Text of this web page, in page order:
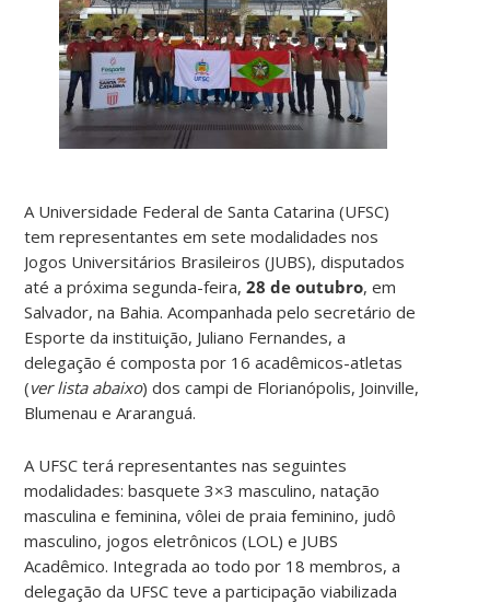
A Universidade Federal de Santa Catarina (UFSC)
tem representantes em sete modalidades nos
Jogos Universitários Brasileiros (JUBS), disputados
até a próxima segunda-feira,28 de outubro, em
Salvador, na Bahia. Acompanhada pelo secretário de
Esporte da instituição, Juliano Fernandes, a
delegação é composta por 16 acadêmicos-atletas
(ver lista abaixo) dos campi de Florianópolis, Joinville,
Blumenau e Araranguá.
A UFSC terá representantes nas seguintes
modalidades: basquete 3×3 masculino, natação
masculina e feminina, vôlei de praia feminino, judô
masculino, jogos eletrônicos (LOL) e JUBS
Acadêmico. Integrada ao todo por 18 membros, a
delegação da UFSC teve a participação viabilizada